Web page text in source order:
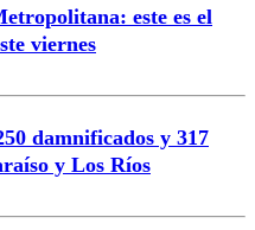
este es el
viernes
damnificados y 317
y Los Ríos